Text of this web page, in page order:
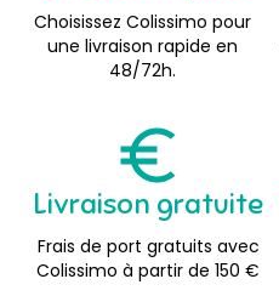
Choisissez Colissimo pour
une livraison rapide en
48/72h.
Livraison gratuite
Frais de port gratuits avec
Colissimo à partir de 150 €